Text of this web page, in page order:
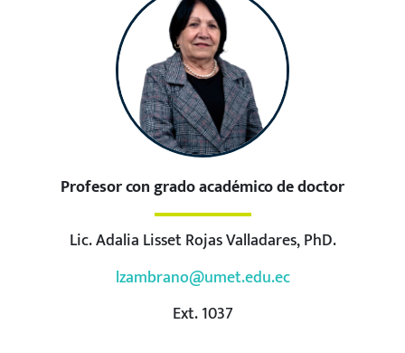
Profesor con grado académico de doctor
Lic. Adalia Lisset Rojas Valladares, PhD.
lzambrano@umet.edu.ec
Ext. 1037